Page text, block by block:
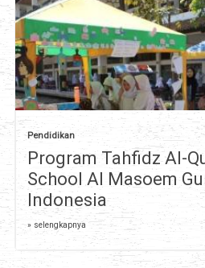
Pendidikan
Program Tahfidz Al-
School Al Masoem
Indonesia
» selengkapnya